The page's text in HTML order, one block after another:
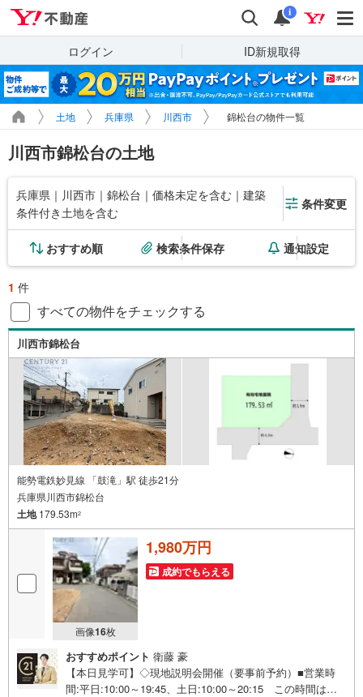
検索 通知
i
ログイン ID新規取得
土地 兵庫県 川西市 錦松台の物件一覧
川西市錦松台の土地
兵庫県｜川西市｜錦松台｜価格未定を含む｜建築
条件付き土地を含む
条件変更
おすすめ順 検索条件保存 通知設定
1 件
すべての物件をチェックする
川西市錦松台
能勢電鉄妙見線 「鼓滝」駅 徒歩21分
兵庫県川西市錦松台
土地179.53m2
画像16枚
1,980万円
成約でもらえる
おすすめポイント 衛藤 豪
【本日見学可】◇現地説明会開催（要事前予約）■営業時
間:平日:10:00～19:45、土日:10:00～20:15 この時間はお